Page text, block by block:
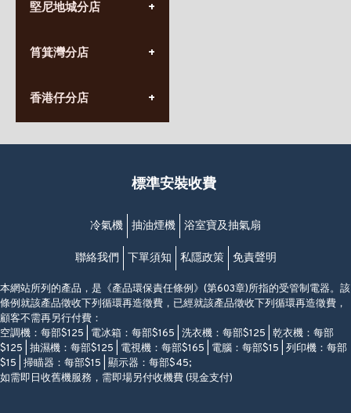
營業時間:
九龍太子太子道西141號
堅尼地城分店
營業時間:
香港堅尼地城卑路乍街
(堅尼地城地鐵站B出口)
筲箕灣分店
營業時間:
(10:00am-20:30pm)
香港仔分店
營業時間:
香港香港仔成都道20-28號
(黃竹坑地鐵站轉4M專線小巴)
標準安裝收費
冷氣機 抽油煙機 浴室寶及抽氣扇
聯絡我們 下單須知 私隱政策 免責聲明
本網站所列的產品，是《產品環保責任條例》(第603章)所指的受管制電器。該
條例就該產品徵收下列循環再造徵費，已經就該產品徵收下列循環再造徵費，
顧客不需再另行付費：
空調機：每部$125 | 電冰箱：每部$165 | 洗衣機：每部$125 | 乾衣機：每部
$125 | 抽濕機：每部$125 | 電視機：每部$165 | 電腦：每部$15 | 列印機：每部
$15 | 掃瞄器：每部$15 | 顯示器：每部$45;
如需即日收舊機服務，需即場另付收機費 (現金支付)